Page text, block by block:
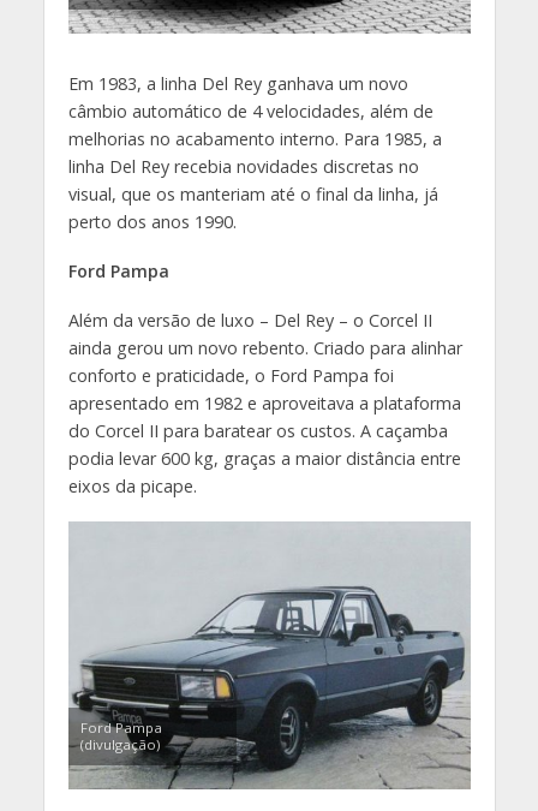
Em 1983, a linha Del Rey ganhava um novo
câmbio automático de 4 velocidades, além de
melhorias no acabamento interno. Para 1985, a
linha Del Rey recebia novidades discretas no
visual, que os manteriam até o final da linha, já
perto dos anos 1990.
Ford Pampa
Além da versão de luxo – Del Rey – o Corcel II
ainda gerou um novo rebento. Criado para alinhar
conforto e praticidade, o Ford Pampa foi
apresentado em 1982 e aproveitava a plataforma
do Corcel II para baratear os custos. A caçamba
podia levar 600 kg, graças a maior distância entre
eixos da picape.
Ford Pampa
(divulgação)